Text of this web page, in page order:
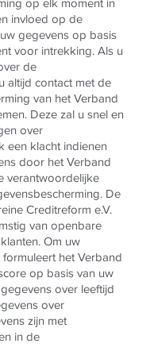
invloed op de
gegevens op basis
voor intrekking. Als u
de
altijd contact met de
van het Verband
Deze zal u snel en
over
een klacht indienen
door het Verband
verantwoordelijke
De
Creditreform e.V.
van openbare
Om uw
het Verband
op basis van uw
over leeftijd
over
zijn met
in de